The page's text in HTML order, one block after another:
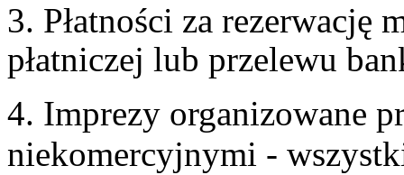
3. Płatności za rezerwację
płatniczej lub przelewu
4. Imprezy organizowane
niekomercyjnymi -